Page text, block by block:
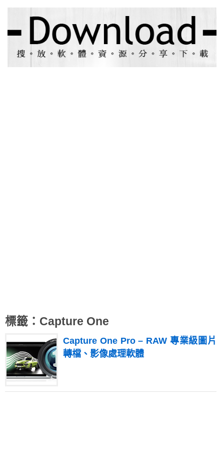
標籤：Capture One
Capture One Pro – RAW 專業級圖片
轉檔、影像處理軟體